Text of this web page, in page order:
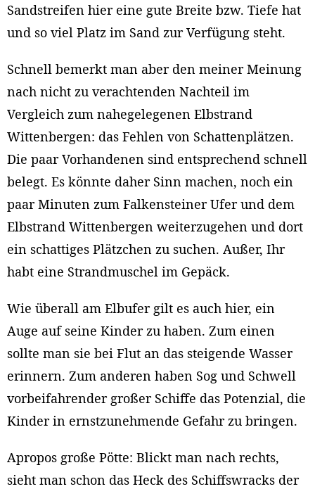
Sandstreifen hier eine gute Breite bzw. Tiefe hat
und so viel Platz im Sand zur Verfügung steht.
Schnell bemerkt man aber den meiner Meinung
nach nicht zu verachtenden Nachteil im
Vergleich zum nahegelegenen Elbstrand
Wittenbergen: das Fehlen von Schattenplätzen.
Die paar Vorhandenen sind entsprechend schnell
belegt. Es könnte daher Sinn machen, noch ein
paar Minuten zum Falkensteiner Ufer und dem
Elbstrand Wittenbergen weiterzugehen und dort
ein schattiges Plätzchen zu suchen. Außer, Ihr
habt eine Strandmuschel im Gepäck.
Wie überall am Elbufer gilt es auch hier, ein
Auge auf seine Kinder zu haben. Zum einen
sollte man sie bei Flut an das steigende Wasser
erinnern. Zum anderen haben Sog und Schwell
vorbeifahrender großer Schiffe das Potenzial, die
Kinder in ernstzunehmende Gefahr zu bringen.
Apropos große Pötte: Blickt man nach rechts,
sieht man schon das Heck des Schiffswracks der